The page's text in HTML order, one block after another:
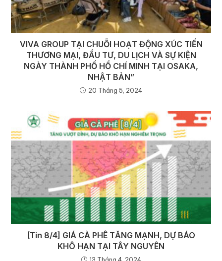
VIVA GROUP TẠI CHUỖI HOẠT ĐỘNG XÚC TIẾN
THƯƠNG MẠI, ĐẦU TƯ, DU LỊCH VÀ SỰ KIỆN
NGÀY THÀNH PHỐ HỒ CHÍ MINH TẠI OSAKA,
NHẬT BẢN”
20 Tháng 5, 2024
[Tin 8/4] GIÁ CÀ PHÊ TĂNG MẠNH, DỰ BÁO
KHÔ HẠN TẠI TÂY NGUYÊN